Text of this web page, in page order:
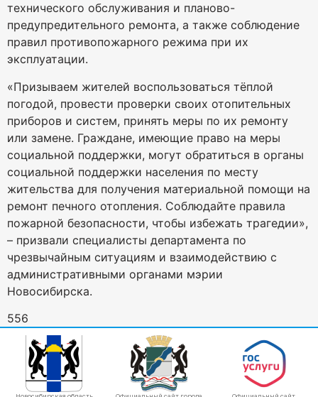
технического обслуживания и планово-
предупредительного ремонта, а также соблюдение
правил противопожарного режима при их
эксплуатации.
«Призываем жителей воспользоваться тёплой
погодой, провести проверки своих отопительных
приборов и систем, принять меры по их ремонту
или замене. Граждане, имеющие право на меры
социальной поддержки, могут обратиться в органы
социальной поддержки населения по месту
жительства для получения материальной помощи на
ремонт печного отопления. Соблюдайте правила
пожарной безопасности, чтобы избежать трагедии»,
– призвали специалисты департамента по
чрезвычайным ситуациям и взаимодействию с
административными органами мэрии
Новосибирска.
556